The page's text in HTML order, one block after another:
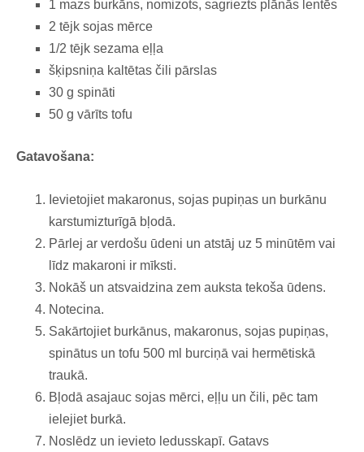
1 mazs burkāns, nomizots, sagriezts plānās lentēs
2 tējk sojas mērce
1/2 tējk sezama eļļa
šķipsniņa kaltētas čili pārslas
30 g spināti
50 g vārīts tofu
Gatavošana:
Ievietojiet makaronus, sojas pupiņas un burkānu
karstumizturīgā bļodā.
Pārlej ar verdošu ūdeni un atstāj uz 5 minūtēm vai
līdz makaroni ir mīksti.
Nokāš un atsvaidzina zem auksta tekoša ūdens.
Notecina.
Sakārtojiet burkānus, makaronus, sojas pupiņas,
spinātus un tofu 500 ml burciņā vai hermētiskā
traukā.
Bļodā asajauc sojas mērci, eļļu un čili, pēc tam
ielejiet burkā.
Noslēdz un ievieto ledusskapī. Gatavs